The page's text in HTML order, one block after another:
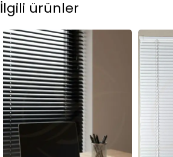
İlgili ürünler